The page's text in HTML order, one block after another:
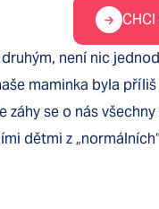
není nic
maminka byla
záhy se o nás
dětmi z